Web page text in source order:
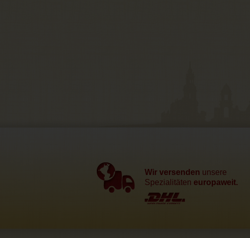
Wir versenden unsere
Spezialitäten europaweit.